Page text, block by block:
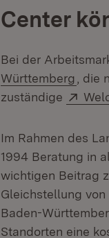
Center
Bei der
Württemberg
, die
zuständige
Im Rahmen des
1994 Beratung in
wichtigen Beitrag
Gleichstellung
Baden-
Standorten eine